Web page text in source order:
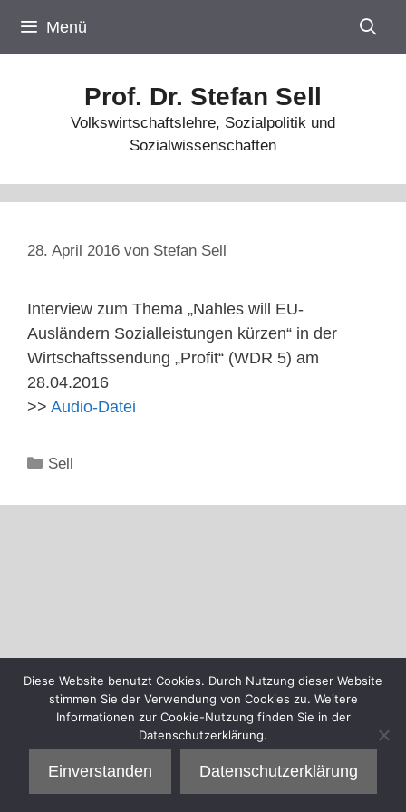
Inhalt
springen
Menü
Prof. Dr. Stefan Sell
Volkswirtschaftslehre, Sozialpolitik und
Sozialwissenschaften
28. April 2016 von Stefan Sell
Interview zum Thema „Nahles will EU-
Ausländern Sozialleistungen kürzen“ in der
Wirtschaftssendung „Profit“ (WDR 5) am
28.04.2016
>> Audio-Datei
Kategorien
Sell
Diese Website benutzt Cookies. Durch Nutzung dieser Website
stimmen Sie der Verwendung von Cookies zu. Weitere
Informationen zur Cookie-Nutzung finden Sie in der
Datenschutzerklärung.
Einverstanden Datenschutzerklärung